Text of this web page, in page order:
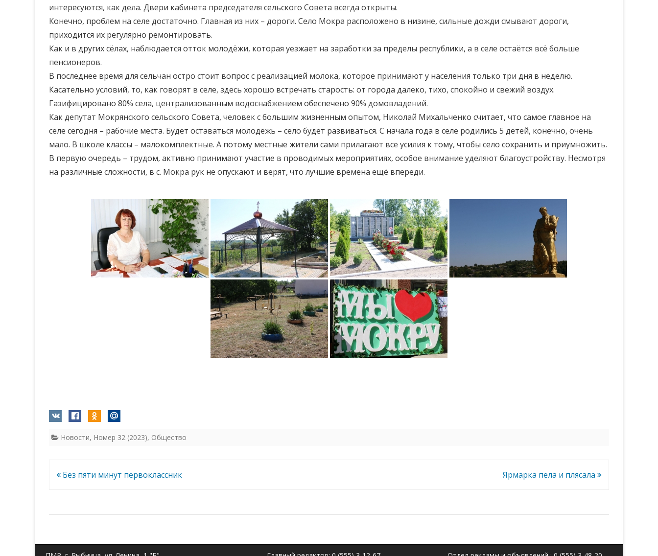
интересуются, как дела. Двери кабинета председателя сельского Совета всегда открыты.
Конечно, проблем на селе достаточно. Главная из них – дороги. Село Мокра расположено в низине, сильные дожди смывают дороги,
приходится их регулярно ремонтировать.
Как и в других сёлах, наблюдается отток молодёжи, которая уезжает на заработки за пределы республики, а в селе остаётся всё больше
пенсионеров.
В последнее время для сельчан остро стоит вопрос с реализацией молока, которое принимают у населения только три дня в неделю.
Касательно условий, то, как говорят в селе, здесь хорошо встречать старость: от города далеко, тихо, спокойно и свежий воздух.
Газифицировано 80% села, централизованным водоснабжением обеспечено 90% домовладений.
Как депутат Мокрянского сельского Совета, человек с большим жизненным опытом, Николай Михальченко считает, что самое главное на
селе сегодня – рабочие места. Будет оставаться молодёжь – село будет развиваться. С начала года в селе родились 5 детей, конечно, очень
мало. В школе классы – малокомплектные. А потому местные жители сами прилагают все усилия к тому, чтобы село сохранить и приумножить.
В первую очередь – трудом, активно принимают участие в проводимых мероприятиях, особое внимание уделяют благоустройству. Несмотря
на различные сложности, в с. Мокра рук не опускают и верят, что лучшие времена ещё впереди.
Новости, Номер 32 (2023), Общество
Навигация
Без пяти минут первоклассник Ярмарка пела и плясала